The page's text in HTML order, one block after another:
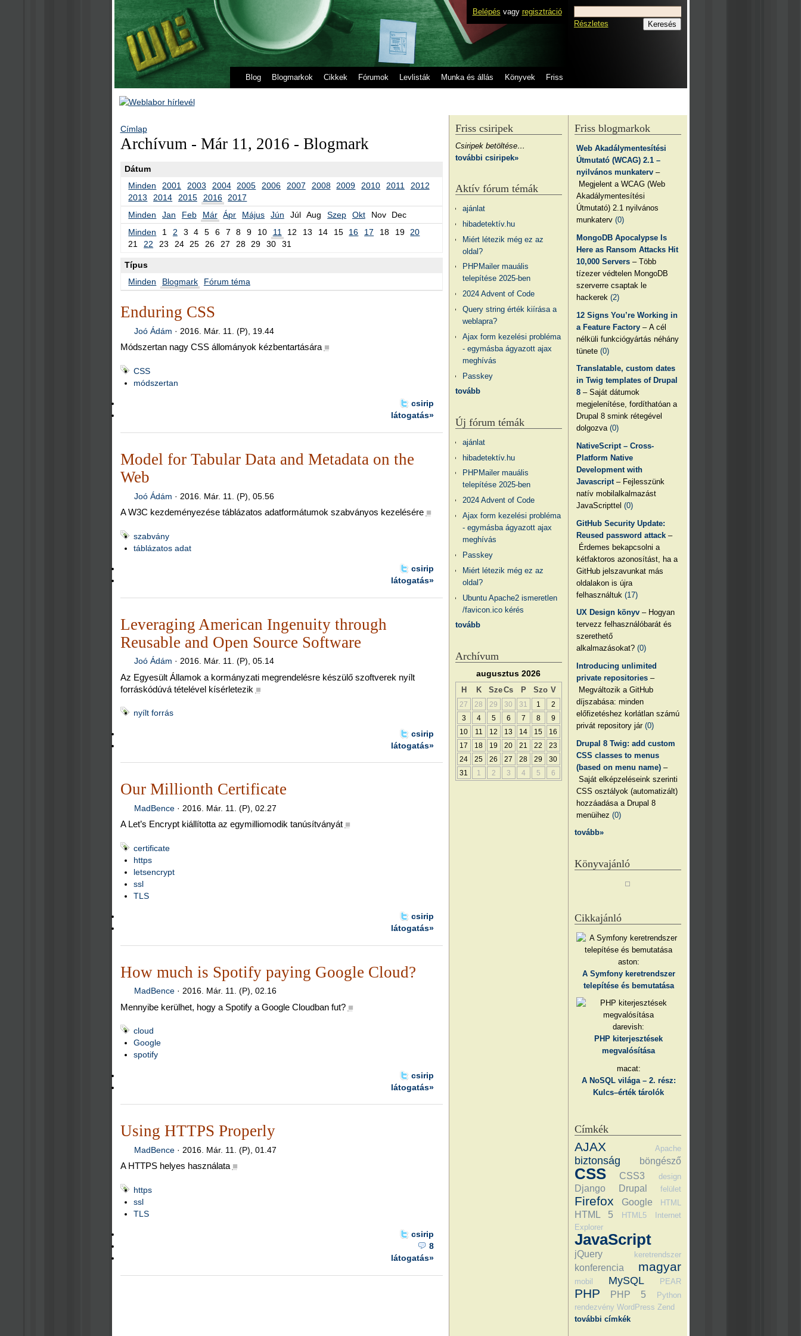
Belépés vagy regisztráció
Blog Blogmarkok Cikkek Fórumok Levlisták Munka és állás Könyvek Friss
Részletes
Címlap
Archívum - Már 11, 2016 - Blogmark
Dátum
Minden
2001 2003 2004 2005 2006 2007 2008 2009 2010 2011
2012
2013
2014 2015 2016
2017
Minden
Jan Feb Már Ápr Május Jún Júl Aug Szep Okt Nov
Dec
Minden
1 2 3 4 5 6 7 8 9 10 11 12 13 14 15 16 17 18 19
20
21
22 23 24 25 26 27 28 29 30 31
Típus
Minden
Blogmark Fórum téma
Enduring CSS
Joó Ádám ·2016. Már. 11. (P), 19.44
Módszertan nagy CSS állományok kézbentartására ■
CSS
módszertan
csirip
látogatás»
Model for Tabular Data and Metadata on the
Web
Joó Ádám · 2016. Már. 11. (P), 05.56
A W3C kezdeményezése táblázatos adatformátumok szabványos kezelésére ■
szabvány
táblázatos adat
csirip
látogatás»
Leveraging American Ingenuity through
Reusable and Open Source Software
Joó Ádám ·2016. Már. 11. (P), 05.14
Az Egyesült Államok a kormányzati megrendelésre készülő szoftverek nyílt
forráskódúvá tételével kísérletezik ■
nyílt forrás
csirip
látogatás»
Our Millionth Certificate
MadBence · 2016. Már. 11. (P), 02.27
A Let’s Encrypt kiállította az egymilliomodik tanúsítványát ■
certificate
https
letsencrypt
ssl
TLS
csirip
látogatás»
How much is Spotify paying Google Cloud?
MadBence ·2016. Már. 11. (P), 02.16
Mennyibe kerülhet, hogy a Spotify a Google Cloudban fut? ■
cloud
Google
spotify
csirip
látogatás»
Using HTTPS Properly
MadBence · 2016. Már. 11. (P), 01.47
A HTTPS helyes használata ■
https
ssl
TLS
csirip
8
látogatás»
Friss blogmarkok
Web Akadálymentesítési
Útmutató (WCAG) 2.1 –
nyilvános munkaterv –
Megjelent a WCAG (Web
Akadálymentesítési
Útmutató) 2.1 nyilvános
munkaterv(0)
MongoDB Apocalypse Is
Here as Ransom Attacks Hit
10,000 Servers – Több
tízezer védtelen MongoDB
szerverre csaptak le
hackerek(2)
12 Signs You’re Working in
a Feature Factory – A cél
nélküli funkciógyártás néhány
tünete(0)
Translatable, custom dates
in Twig templates of Drupal
8 – Saját dátumok
megjelenítése, fordíthatóan a
Drupal 8 smink rétegével
dolgozva(0)
NativeScript – Cross-
Platform Native
Development with
Javascript – Fejlesszünk
natív mobilalkalmazást
JavaScripttel(0)
GitHub Security Update:
Reused password attack –
Érdemes bekapcsolni a
kétfaktoros azonosítást, ha a
GitHub jelszavunkat más
oldalakon is újra
felhasználtuk(17)
UX Design könyv – Hogyan
tervezz felhasználóbarát és
szerethető
alkalmazásokat?(0)
Introducing unlimited
private repositories –
Megváltozik a GitHub
díjszabása: minden
előfizetéshez korlátlan számú
privát repository jár(0)
Drupal 8 Twig: add custom
CSS classes to menus
(based on menu name) –
Saját elképzeléseink szerinti
CSS osztályok (automatizált)
hozzáadása a Drupal 8
menüihez(0)
tovább»
Könyvajánló
Cikkajánló
aston:
A Symfony keretrendszer
telepítése és bemutatása
darevish:
PHP kiterjesztések
megvalósítása
macat:
A NoSQL világa – 2. rész:
Kulcs–érték tárolók
Címkék
AJAX Apache
biztonság böngésző
CSS CSS3 design
Django Drupal felület
Firefox Google HTML
HTML 5 HTML5
Internet
Explorer
JavaScript
jQuery keretrendszer
konferencia magyar
mobil MySQL PEAR
PHP PHP 5
Python
rendezvény WordPress Zend
további címkék
Friss csiripek
Csiripek betöltése…
további csiripek»
Aktív fórum témák
ajánlat
hibadetektív.hu
Miért létezik még ez az
oldal?
PHPMailer mauális
telepítése 2025-ben
2024 Advent of Code
Query string érték kiírása a
weblapra?
Ajax form kezelési probléma
- egymásba ágyazott ajax
meghívás
Passkey
tovább
Új fórum témák
ajánlat
hibadetektív.hu
PHPMailer mauális
telepítése 2025-ben
2024 Advent of Code
Ajax form kezelési probléma
- egymásba ágyazott ajax
meghívás
Passkey
Miért létezik még ez az
oldal?
Ubuntu Apache2 ismeretlen
/favicon.ico kérés
tovább
Archívum
augusztus 2026
H K SzeCs P Szo V
27 28 29 30 31 1
2
3
4 5 6 7 8
9
10
11 12 13 14 15
16
17
18 19 20 21 22
23
24
25 26 27 28 29
30
31
1 2 3 4 5 6